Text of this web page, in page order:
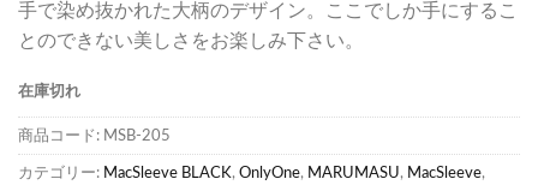
手で染め抜かれた大柄のデザイン。ここでしか手にするこ
とのできない美しさをお楽しみ下さい。
在庫切れ
商品コード: MSB-205
カテゴリー: MacSleeve BLACK, OnlyOne, MARUMASU, MacSleeve,